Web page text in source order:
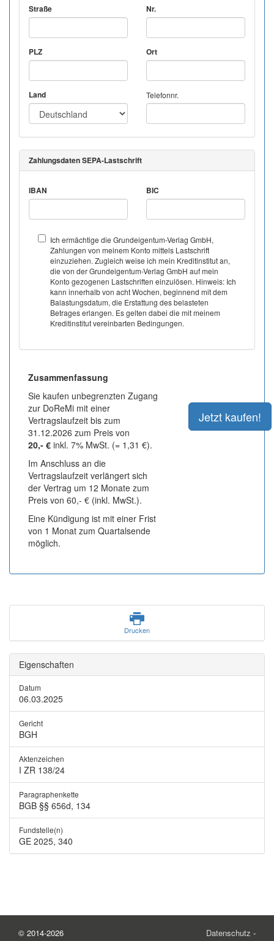
Straße Nr.
PLZ Ort
Land Telefonnr.
Zahlungsdaten SEPA-Lastschrift
IBAN BIC
Ich ermächtige die Grundeigentum-Verlag GmbH,
Zahlungen von meinem Konto mittels Lastschrift
einzuziehen. Zugleich weise ich mein Kreditinstitut an,
die von der Grundeigentum-Verlag GmbH auf mein
Konto gezogenen Lastschriften einzulösen. Hinweis: Ich
kann innerhalb von acht Wochen, beginnend mit dem
Balastungsdatum, die Erstattung des belasteten
Betrages erlangen. Es gelten dabei die mit meinem
Kreditinstitut vereinbarten Bedingungen.
Zusammenfassung
Sie kaufen unbegrenzten Zugang
zur DoReMi mit einer
Vertragslaufzeit bis zum
31.12.2026 zum Preis von
20,- € inkl. 7% MwSt. (= 1,31 €).
Im Anschluss an die
Vertragslaufzeit verlängert sich
der Vertrag um 12 Monate zum
Preis von 60,- € (inkl. MwSt.).
Eine Kündigung ist mit einer Frist
von 1 Monat zum Quartalsende
möglich.
Drucken
Eigenschaften
Datum
06.03.2025
Gericht
BGH
Aktenzeichen
I ZR 138/24
Paragraphenkette
BGB §§ 656d, 134
Fundstelle(n)
GE 2025, 340
© 2014-2026
Datenschutz -